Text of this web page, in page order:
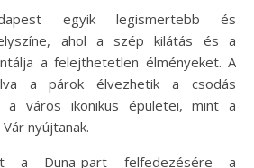
egyik legismertebb és
ahol a szép kilátás és a
a felejthetetlen élményeket. A
a párok élvezhetik a csodás
a város ikonikus épületei, mint a
nyújtanak.
a Duna-part felfedezésére a